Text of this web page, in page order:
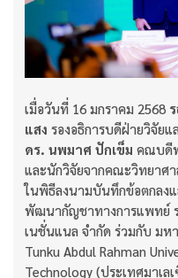
เมื่อวันที่ 16 มกราคม 2568
แสง รองอธิการบดีฝ่ายวิจัยแ
ดร. นพมาศ ปักเข็ม คณบดี
และนักวิจัยจากคณะวิทยาศา
ในพิธีลงนามบันทึกข้อตกลง
พัฒนากัญชาทางการแพทย์
เนชั่นแนล จำกัด ร่วมกับ ม
Tunku Abdul Rahman
Technology (ประเทศมาเ